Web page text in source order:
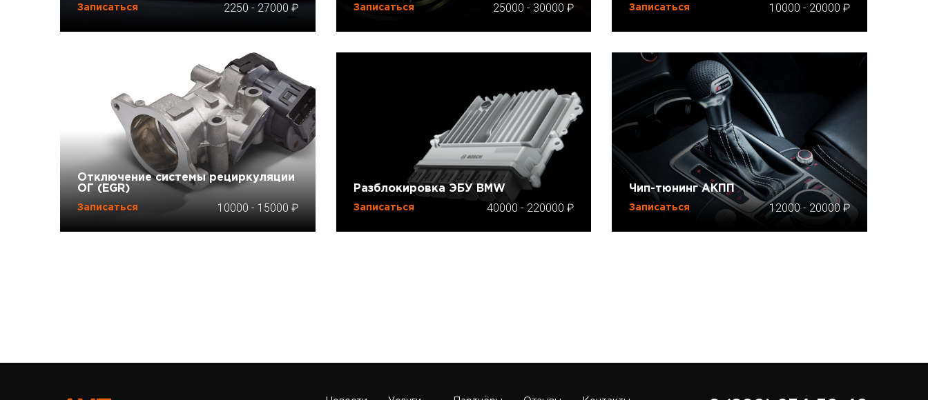
Записаться 2250 - 27000 Записаться 25000- 30000 Записаться 10000 - 20000
Отключение системы рециркуляции
ОГ (EGR)
Записаться 10000 - 15000
Разблокировка ЭБУ BMW
Записаться 40000- 220000
Чип-тюнинг АКПП
Записаться 12000 - 20000